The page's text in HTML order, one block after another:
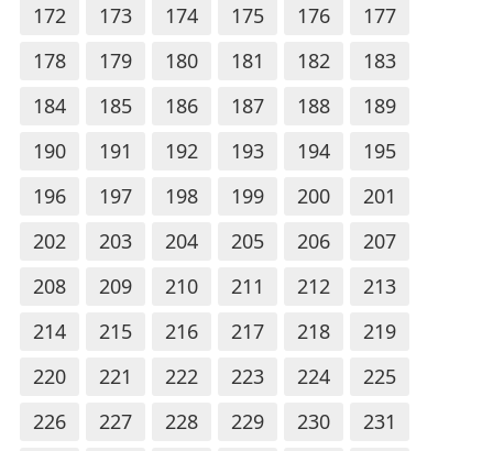
172
173 174 175 176
177
178
179 180 181 182
183
184
185 186 187 188
189
190
191 192 193 194
195
196
197 198 199 200
201
202
203 204 205 206
207
208
209 210 211 212
213
214
215 216 217 218
219
220
221 222 223 224
225
226
227 228 229 230
231